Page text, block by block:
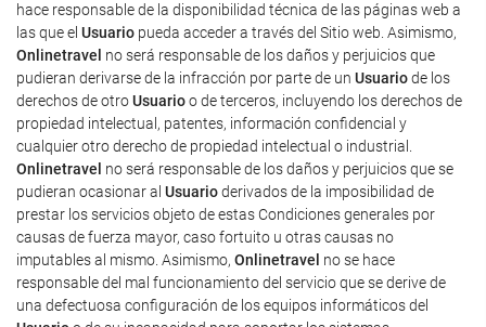
hace responsable de la disponibilidad técnica de las páginas web a
las que el Usuario pueda acceder a través del Sitio web. Asimismo,
Onlinetravel no será responsable de los daños y perjuicios que
pudieran derivarse de la infracción por parte de un Usuariode los
derechos de otroUsuarioo de terceros, incluyendo los derechos de
propiedad intelectual, patentes, información confidencial y
cualquier otro derecho de propiedad intelectual o industrial.
Onlinetravel no será responsable de los daños y perjuicios que se
pudieran ocasionar al Usuarioderivados de la imposibilidad de
prestar los servicios objeto de estas Condiciones generales por
causas de fuerza mayor, caso fortuito u otras causas no
imputables al mismo. Asimismo, Onlinetravel no se hace
responsable del mal funcionamiento del servicio que se derive de
una defectuosa configuración de los equipos informáticos del